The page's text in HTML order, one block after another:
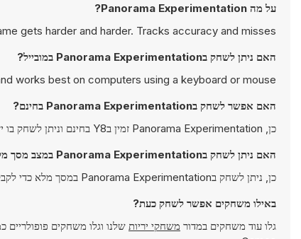
על מה Panorama Experimentation?
gets harder and harder. Tracks accuracy and misses.
האם ניתן לשחק בPanorama Experimentation במובייל?
works best on computers using a keyboard or mouse.
האם אפשר לשחק בPanorama Experimentation בחינם?
כן, Panorama Experimentation זמין בY8 בחינם וניתן לשחק בו ישירות בדפדפן.
האם ניתן לשחק בPanorama Experimentation במצב מסך מלא?
כן, ניתן לשחק בPanorama Experimentation במסך מלא כדי לקבל חוויה אימרסיבית יותר.
באילו משחקים אפשר לשחק כעת?
גלו עוד משחקים במדור משחקי יריות שלנו וגלו משחקים פופולריים